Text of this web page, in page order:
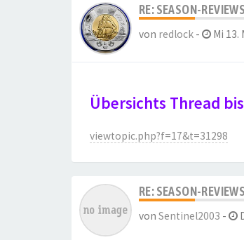
RE: SEASON-
von redlock - Mi 13.
Übersichts Thread
viewtopic.php?f=17&t=31298
RE: SEASON-
von Sentinel2003 -